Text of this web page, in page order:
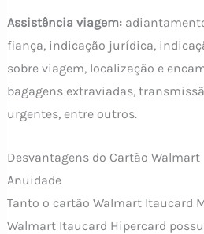
Assistência viagem:
fiança, indicação jurídica,
sobre viagem, localização e
bagagens extraviadas,
urgentes, entre outros.
Desvantagens do Cartão Walmart
Anuidade
Tanto o cartão Walmart Itaucard
Walmart Itaucard Hipercard